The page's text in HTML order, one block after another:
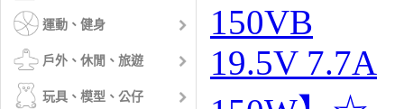
運動、健身
戶外、休閒、旅遊
玩具、模型、公仔
150VB
19.5V 7.7A